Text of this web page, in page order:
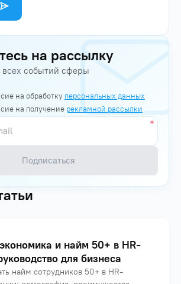
на рассылку
всех событий сферы
на обработку персональных данных
на получение рекламной рассылки
Подписаться
и найм 50+ в HR-
для бизнеса
найм сотрудников 50+ в HR-